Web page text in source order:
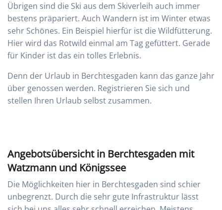
Übrigen sind die Ski aus dem Skiverleih auch immer
bestens präpariert. Auch Wandern ist im Winter etwas
sehr Schönes. Ein Beispiel hierfür ist die Wildfütterung.
Hier wird das Rotwild einmal am Tag gefüttert. Gerade
für Kinder ist das ein tolles Erlebnis.
Denn der Urlaub in Berchtesgaden kann das ganze Jahr
über genossen werden. Registrieren Sie sich und
stellen Ihren Urlaub selbst zusammen.
Angebotsübersicht in Berchtesgaden mit
Watzmann und Königssee
Die Möglichkeiten hier in Berchtesgaden sind schier
unbegrenzt. Durch die sehr gute Infrastruktur lässt